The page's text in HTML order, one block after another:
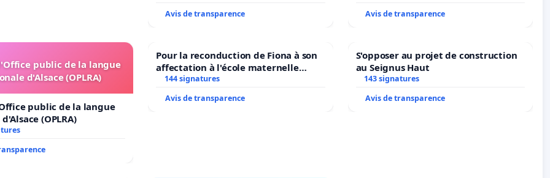
Avis de transparence
Avis de transparence
public de la langue
d'Alsace (OPLRA)
public de la langue
(OPLRA)
Pour la reconduction de Fiona à son
affectation à l'école maternelle
LAMARTINE auprès de Léo N. en
144 signatures
Avis de transparence
S'opposer au projet de construction
au Seignus Haut
143 signatures
Avis de transparence